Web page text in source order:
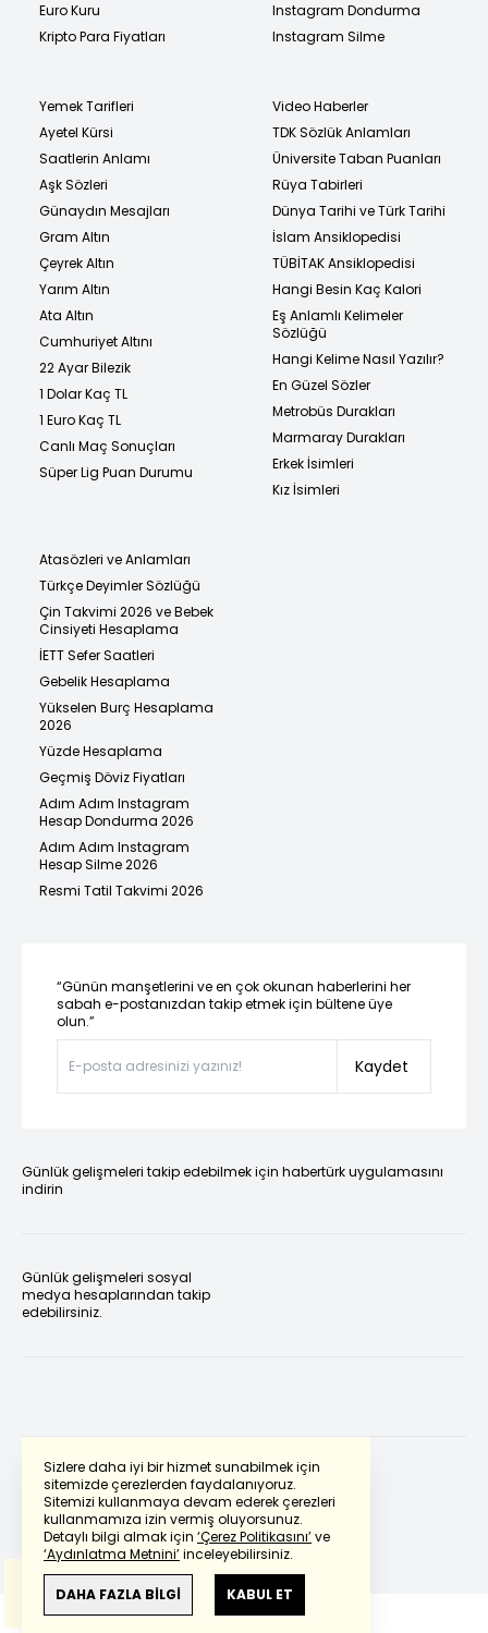
Sizlere daha iyi bir hizmet sunabilmek için
sitemizde çerezlerden faydalanıyoruz.
Sitemizi kullanmaya devam ederek çerezleri
kullanmamıza izin vermiş oluyorsunuz.
Detaylı bilgi almak için ‘Çerez Politikasını’ve
‘Aydınlatma Metnini’inceleyebilirsiniz.
DAHA FAZLA BİLGİ KABUL ET
Euro Kuru
Kripto Para Fiyatları
Instagram Dondurma
Instagram Silme
Yemek Tarifleri
Ayetel Kürsi
Saatlerin Anlamı
Aşk Sözleri
Günaydın Mesajları
Gram Altın
Çeyrek Altın
Yarım Altın
Ata Altın
Cumhuriyet Altını
22 Ayar Bilezik
1 Dolar Kaç TL
1 Euro Kaç TL
Canlı Maç Sonuçları
Süper Lig Puan Durumu
Video Haberler
TDK Sözlük Anlamları
Üniversite Taban Puanları
Rüya Tabirleri
Dünya Tarihi ve Türk Tarihi
İslam Ansiklopedisi
TÜBİTAK Ansiklopedisi
Hangi Besin Kaç Kalori
Eş Anlamlı Kelimeler
Sözlüğü
Hangi Kelime Nasıl Yazılır?
En Güzel Sözler
Metrobüs Durakları
Marmaray Durakları
Erkek İsimleri
Kız İsimleri
Atasözleri ve Anlamları
Türkçe Deyimler Sözlüğü
Çin Takvimi 2026 ve Bebek
Cinsiyeti Hesaplama
İETT Sefer Saatleri
Gebelik Hesaplama
Yükselen Burç Hesaplama
2026
Yüzde Hesaplama
Geçmiş Döviz Fiyatları
Adım Adım Instagram
Hesap Dondurma 2026
Adım Adım Instagram
Hesap Silme 2026
Resmi Tatil Takvimi 2026
“Günün manşetlerini ve en çok okunan haberlerini her
sabah e-postanızdan takip etmek için bültene üye
olun.”
Kaydet
Günlük gelişmeleri takip edebilmek için habertürk uygulamasını
indirin
Günlük gelişmeleri sosyal
medya hesaplarından takip
edebilirsiniz.
Powered by Translate
Bu çevirideGoogle Transletekullanılmıştır.
Anlam ve çeviri hatalarından
haberturk.com
sorumlu değildir.